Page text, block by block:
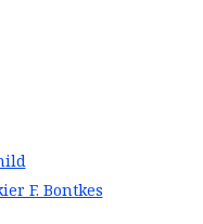
F. Bontkes